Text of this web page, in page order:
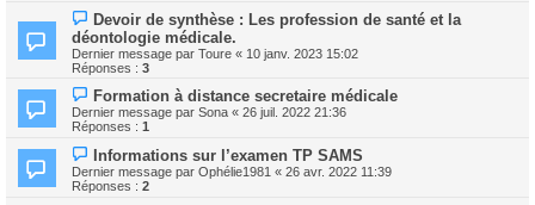
Devoir de synthèse : Les profession de santé et la
déontologie médicale.
Dernier message par Toure « 10 janv. 2023 15:02
Réponses : 3
Formation à distance secretaire médicale
Dernier message par Sona « 26 juil. 2022 21:36
Réponses : 1
Informations sur l’examen TP SAMS
Dernier message par Ophélie1981 « 26 avr. 2022 11:39
Réponses : 2